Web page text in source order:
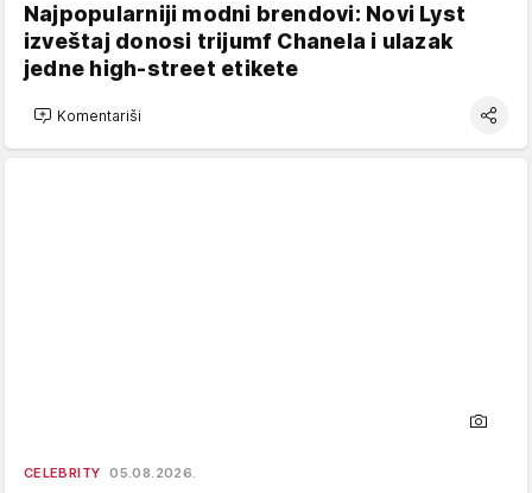
Najpopularniji modni brendovi: Novi Lyst
izveštaj donosi trijumf Chanela i ulazak
jedne high-street etikete
Komentariši
CELEBRITY 05.08.2026.